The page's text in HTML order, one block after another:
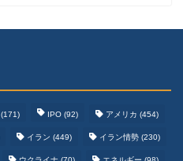
(171) IPO (92) アメリカ (454)
イラン (449) イラン情勢 (230)